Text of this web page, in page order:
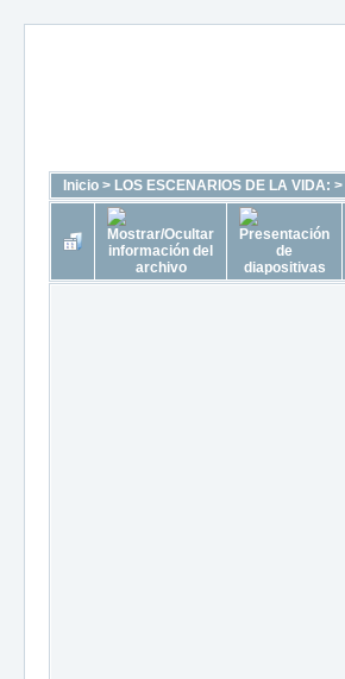
Inicio > LOS ESCENARIOS DE LA VIDA: >